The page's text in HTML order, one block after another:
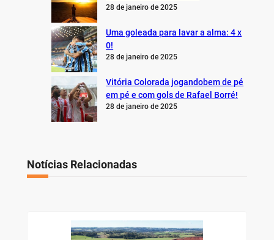
28 de janeiro de 2025
Uma goleada para lavar a alma: 4 x
0!
28 de janeiro de 2025
Vitória Colorada jogandobem de pé
em pé e com gols de Rafael Borré!
28 de janeiro de 2025
Notícias Relacionadas